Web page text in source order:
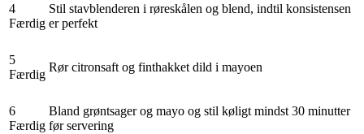
4
Færdig
Stil stavblenderen i røreskålen og blend, indtil konsistensen
er perfekt
5
Færdig
Rør citronsaft og finthakket dild i mayoen
6
Færdig
Bland grøntsager og mayo og stil køligt mindst 30 minutter
før servering